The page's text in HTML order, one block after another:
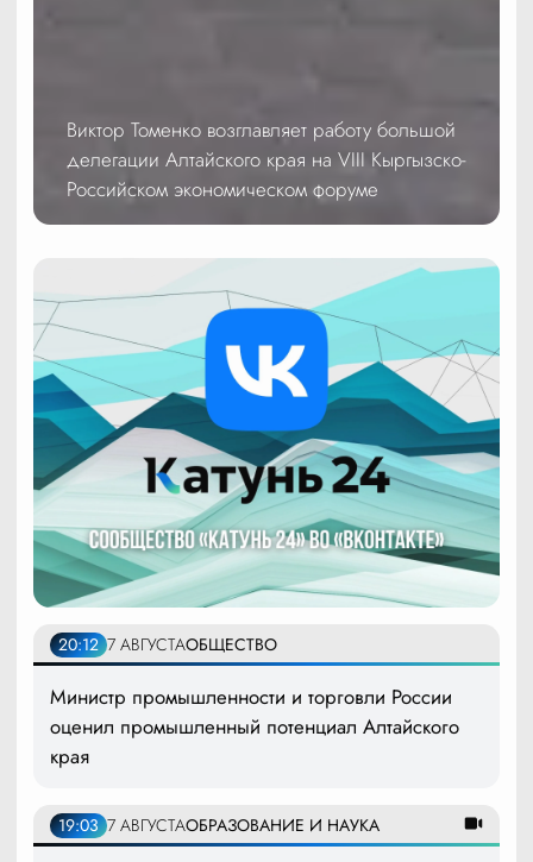
Виктор Томенко возглавляет работу большой
делегации Алтайского края на VIII Кыргызско-
Российском экономическом форуме
20:12 7 АВГУСТАОБЩЕСТВО
Министр промышленности и торговли России
оценил промышленный потенциал Алтайского
края
19:03 7 АВГУСТАОБРАЗОВАНИЕ И НАУКА